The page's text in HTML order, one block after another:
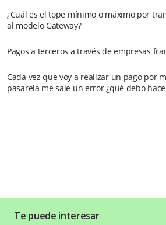
¿Cuál es el tope mínimo o máximo por
al modelo Gateway?
Pagos a terceros a través de empresas
Cada vez que voy a realizar un pago por
pasarela me sale un error ¿qué debo
Te puede interesar